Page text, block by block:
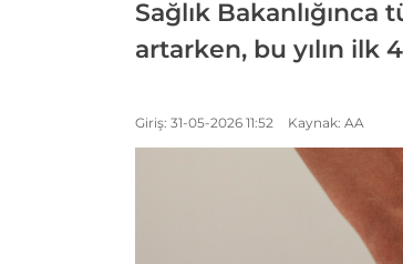
Sağlık
artarken, bu yılın ilk
Giriş: 31-05-2026 11:52 Kaynak: AA